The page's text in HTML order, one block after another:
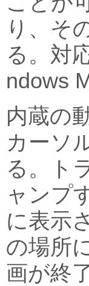
り、そ
る。対
ndows
内蔵の
カーソ
る。ト
ャンプ
に表示
の場所
画が終